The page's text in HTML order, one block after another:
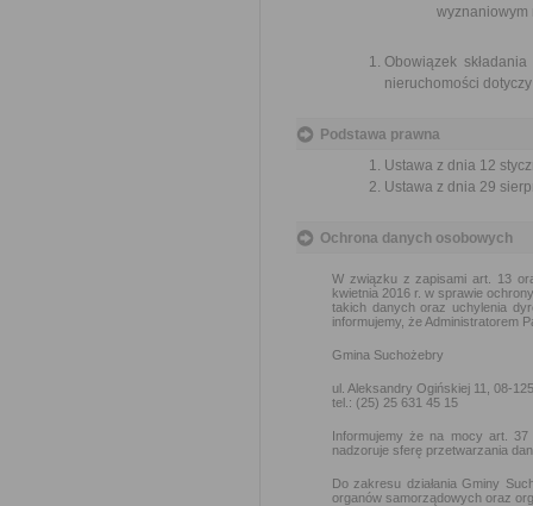
wyznaniowym
Obowiązek
nieruchomości
Podstawa prawna
Ustawa z dnia 12
Ustawa z dnia 29
Ochrona danych osobowych
W związku z zapisami art. 13
kwietnia 2016 r. w sprawie
takich danych oraz uchylenia
informujemy, że Administratorem
Gmina Suchożebry
ul. Aleksandry Ogińskiej 11, 08-
tel.: (25) 25 631 45 15
Informujemy że na mocy art. 37
nadzoruje sferę przetwarzania
Do zakresu działania Gminy
organów samorządowych oraz